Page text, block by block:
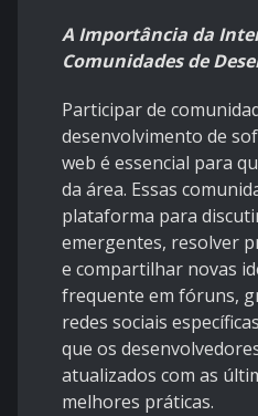
A Importância da
Comunidades de
Participar de
desenvolvimento de
web é essencial para
da área. Essas
plataforma para
emergentes, resolver
e compartilhar novas
frequente em fóruns,
redes sociais
que os
atualizados com as
melhores práticas.